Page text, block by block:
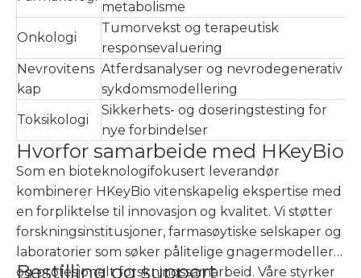
metabolisme
Onkologi
Tumorvekst og terapeutisk
responsevaluering
Nevrovitens
kap
Atferdsanalyser og nevrodegenerativ
sykdomsmodellering
Toksikologi
Sikkerhets- og doseringstesting for
nye forbindelser
Hvorfor samarbeide med HKeyBio
Som en bioteknologifokusert leverandør
kombinerer HKeyBio vitenskapelig ekspertise med
en forpliktelse til innovasjon og kvalitet. Vi støtter
forskningsinstitusjoner, farmasøytiske selskaper og
laboratorier som søker pålitelige gnagermodeller
og profesjonelt forskningssamarbeid. Våre styrker
Bestilling og support